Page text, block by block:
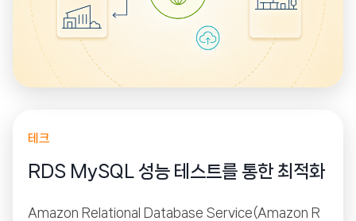
테크
RDS MySQL 성능 테스트를 통한 최적화
Amazon Relational Database Service(Amazon R